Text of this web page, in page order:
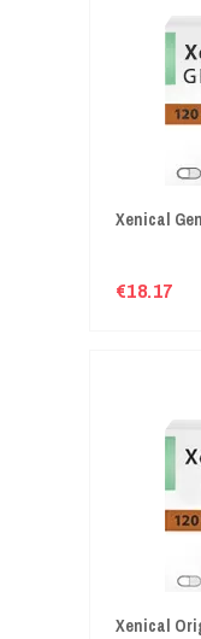
Xenical
€18.17
Xenical